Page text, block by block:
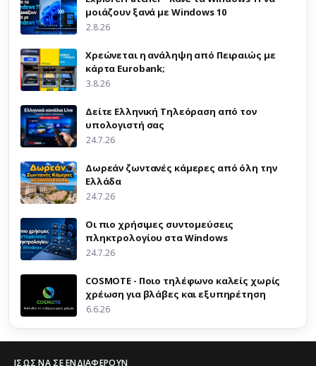
μοιάζουν ξανά με Windows 10
2.8.26
Χρεώνεται η ανάληψη από Πειραιώς με
κάρτα Eurobank;
3.8.26
Δείτε Ελληνική Τηλεόραση από τον
υπολογιστή σας
24.7.26
Δωρεάν ζωντανές κάμερες από όλη την
Ελλάδα
24.7.26
Οι πιο χρήσιμες συντομεύσεις
πληκτρολογίου στα Windows
24.7.26
COSMOTE - Ποιο τηλέφωνο καλείς χωρίς
χρέωση για βλάβες και εξυπηρέτηση
6.6.26
ΊΣΩΣ ΝΑ ΣΕ ΕΝΔΙΑΦΈΡΟΥΝ